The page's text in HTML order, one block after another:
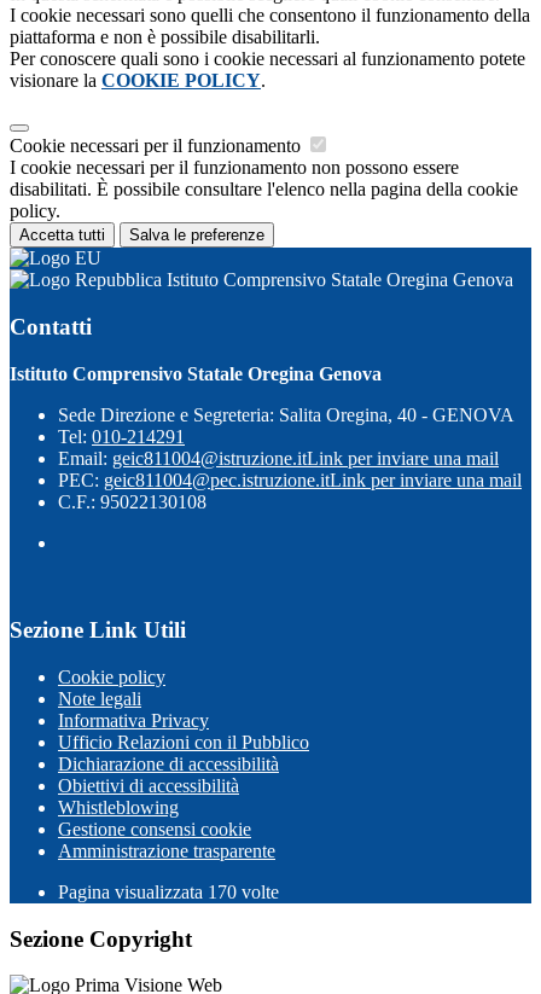
I cookie necessari sono quelli che consentono il funzionamento della
piattaforma e non è possibile disabilitarli.
Per conoscere quali sono i cookie necessari al funzionamento potete
visionare la COOKIE POLICY.
Cookie necessari per il funzionamento
I cookie necessari per il funzionamento non possono essere
disabilitati. È possibile consultare l'elenco nella pagina della cookie
policy.
Accetta tutti Salva le preferenze
Istituto Comprensivo Statale Oregina Genova
Contatti
Istituto Comprensivo Statale Oregina Genova
Sede Direzione e Segreteria: Salita Oregina, 40 - GENOVA
Tel: 010-214291
Email: geic811004@istruzione.itLink per inviare una mail
PEC: geic811004@pec.istruzione.itLink per inviare una mail
C.F.: 95022130108
Sezione Link Utili
Cookie policy
Note legali
Informativa Privacy
Ufficio Relazioni con il Pubblico
Dichiarazione di accessibilità
Obiettivi di accessibilità
Whistleblowing
Gestione consensi cookie
Amministrazione trasparente
Pagina visualizzata 170 volte
Sezione Copyright